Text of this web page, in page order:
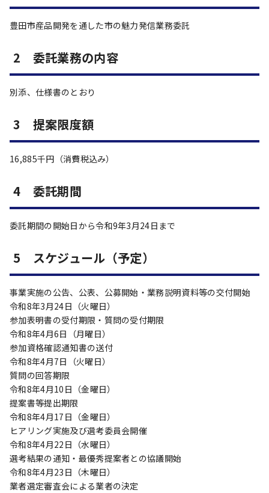
豊田市産品開発を通した市の魅力発信業務委託
2 委託業務の内容
別添、仕様書のとおり
3 提案限度額
16,885千円（消費税込み）
4 委託期間
委託期間の開始日から令和9年3月24日まで
5 スケジュール（予定）
事業実施の公告、公表、公募開始・業務説明資料等の交付開始
令和8年3月24日（火曜日）
参加表明書の受付期限・質問の受付期限
令和8年4月6日（月曜日）
参加資格確認通知書の送付
令和8年4月7日（火曜日）
質問の回答期限
令和8年4月10日（金曜日）
提案書等提出期限
令和8年4月17日（金曜日）
ヒアリング実施及び選考委員会開催
令和8年4月22日（水曜日）
選考結果の通知・最優秀提案者との協議開始
令和8年4月23日（木曜日）
業者選定審査会による業者の決定